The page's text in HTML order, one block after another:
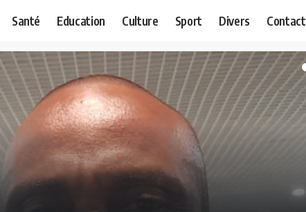
Santé Education Culture Sport Divers Contact